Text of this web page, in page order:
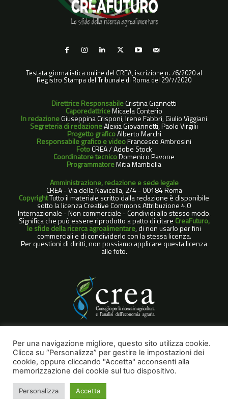
Testata giornalistica online del CREA, iscrizione n. 76/2020 al
Registro Stampa del Tribunale di Roma del 29/7/2020
Direttrice ResponsabileCristina Giannetti
CaporedattriceMicaela Conterio
In redazioneGiuseppina Crisponi, Irene Fabbri, Giulio Viggiani
Segreteria di redazioneAlexia Giovannetti, Paolo Virgilii
Progetto graficoAlberto Marchi
Responsabile grafico e videoFrancesco Ambrosini
FotoCREA / Adobe Stock
Coordinatore tecnicoDomenico Pavone
ProgrammatoreMitia Mambella
Amministrazione, redazione e sede legale
CREA - Via della Navicella, 2/4 - 00184 Roma
CopyrightTutto il materiale scritto dalla redazione è disponibile
sotto la licenza Creative Commons Attribuzione 4.0
Internazionale - Non commerciale - Condividi allo stesso modo.
Significa che può essere riprodotto a patto di citare CreaFuturo,
le sfide della ricerca agroalimentare, di non usarlo per fini
commerciali e di condividerlo con la stessa licenza.
Per questioni di diritti, non possiamo applicare questa licenza
alle foto.
COOKIE POLICY
NOTE LEGALI
PRIVACY POLICY
Per una navigazione migliore, questo sito utilizza cookie.
Clicca su “Personalizza” per gestire le impostazioni dei
cookie, oppure cliccando "Accetta" acconsenti alla
memorizzazione dei cookie sul tuo dispositivo.
Personalizza Accetta